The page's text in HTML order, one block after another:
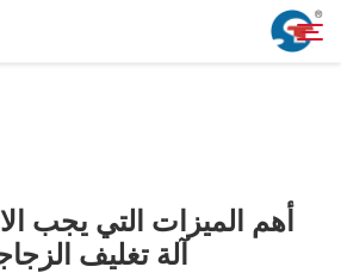
منتجات
أهم الميزات التي يجب
آلة تغليف